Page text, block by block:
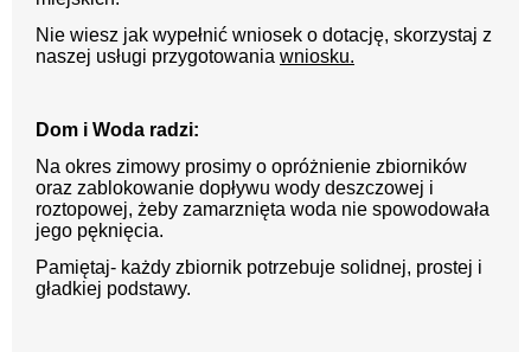
Nie wiesz jak wypełnić wniosek o dotację, skorzystaj z
naszej usługi przygotowania wniosku.
Dom i Woda radzi:
Na okres zimowy prosimy o opróżnienie zbiorników
oraz zablokowanie dopływu wody deszczowej i
roztopowej, żeby zamarznięta woda nie spowodowała
jego pęknięcia.
Pamiętaj- każdy zbiornik potrzebuje solidnej, prostej i
gładkiej podstawy.